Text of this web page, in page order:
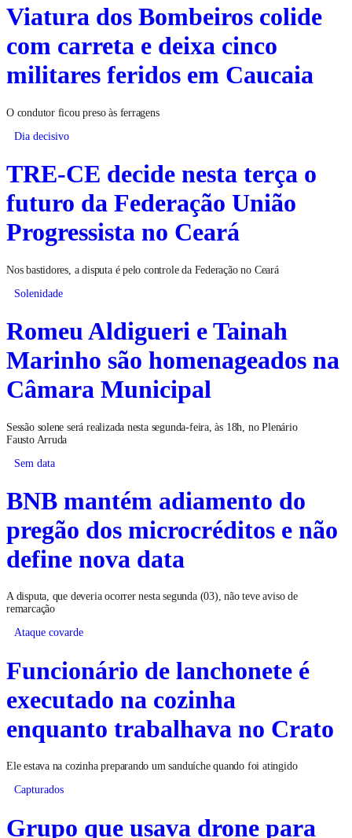
Viatura dos Bombeiros colide
com carreta e deixa cinco
militares feridos em Caucaia
O condutor ficou preso às ferragens
Dia decisivo
TRE-CE decide nesta terça o
futuro da Federação União
Progressista no Ceará
Nos bastidores, a disputa é pelo controle da Federação no Ceará
Solenidade
Romeu Aldigueri e Tainah
Marinho são homenageados na
Câmara Municipal
Sessão solene será realizada nesta segunda-feira, às 18h, no Plenário
Fausto Arruda
Sem data
BNB mantém adiamento do
pregão dos microcréditos e não
define nova data
A disputa, que deveria ocorrer nesta segunda (03), não teve aviso de
remarcação
Ataque covarde
Funcionário de lanchonete é
executado na cozinha
enquanto trabalhava no Crato
Ele estava na cozinha preparando um sanduíche quando foi atingido
Capturados
Grupo que usava drone para